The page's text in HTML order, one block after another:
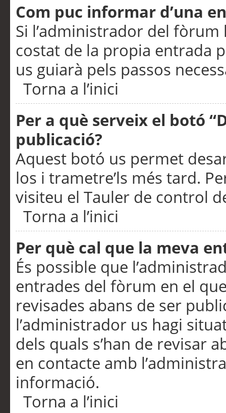
Com puc informar d’una
Si l’administrador del
costat de la propia entrada
us guiarà pels passos
Torna a l’inici
Per a què serveix el botó
publicació?
Aquest botó us permet
los i trametre’ls més tard.
visiteu el Tauler de control
Torna a l’inici
Per què cal que la meva
És possible que
entrades del fòrum en el
revisades abans de ser
l’administrador us hagi
dels quals s’han de revisar
en contacte amb
informació.
Torna a l’inici